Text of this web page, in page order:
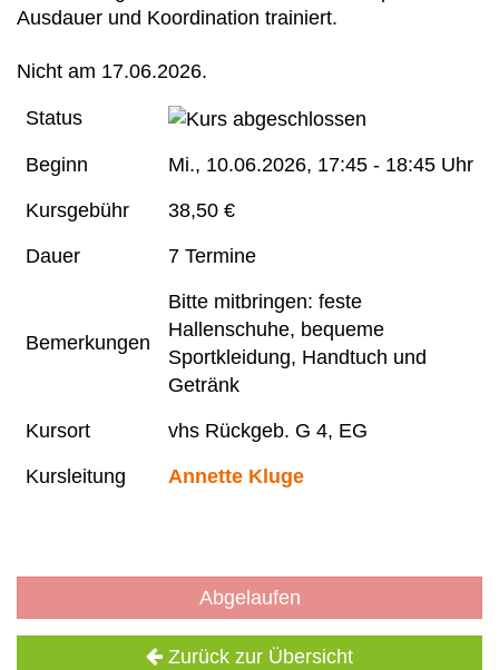
Ausdauer und Koordination trainiert.
Nicht am 17.06.2026.
Status
Beginn Mi., 10.06.2026, 17:45 - 18:45 Uhr
Kursgebühr 38,50 €
Dauer 7 Termine
Bemerkungen
Bitte mitbringen: feste
Hallenschuhe, bequeme
Sportkleidung, Handtuch und
Getränk
Kursort vhs Rückgeb. G 4, EG
Kursleitung Annette Kluge
Abgelaufen
Zurück zur Übersicht